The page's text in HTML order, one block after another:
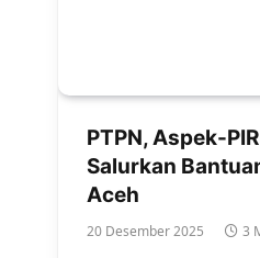
PTPN, Aspek-
Salurkan
Aceh
20 Desember 2025 3